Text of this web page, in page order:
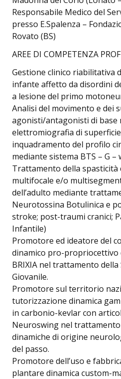
Responsabile Medico del
presso E.Spalenza –
Rovato (BS)
AREE DI COMPETENZA
Gestione clinico riabilitativa
infante affetto da disordini
a lesione del primo
Analisi del movimento e dei
agonisti/antagonisti di base
elettromiografia di
inquadramento del profilo
mediante sistema BTS – G –
Trattamento della spasticità
multifocale e/o
dell’adulto mediante
Neurotossina Botulinica e
stroke; post-traumi cranici;
Infantile)
Promotore ed ideatore del
dinamico pro-
BRIXIA nel trattamento
Giovanile.
Promotore sul territorio
tutorizzazione dinamica
in carbonio-kevlar con
Neuroswing nel
dinamiche di origine
del passo.
Promotore dell’uso e
plantare dinamica custom-